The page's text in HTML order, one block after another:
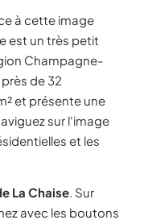
à cette image
est un très petit
Champagne-
de 32
et présente une
sur l'image
et les
La Chaise. Sur
avec les boutons